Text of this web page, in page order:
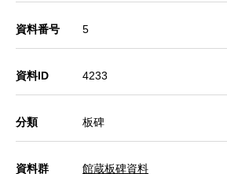
資料番号 5
資料ID 4233
分類 板碑
資料群 館蔵板碑資料